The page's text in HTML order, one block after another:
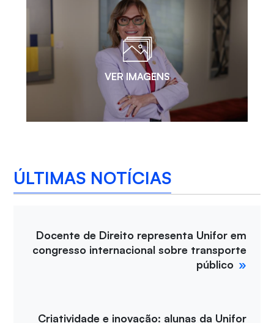
VER IMAGENS
ÚLTIMAS NOTÍCIAS
Docente de Direito representa Unifor em
congresso internacional sobre transporte
público
Criatividade e inovação: alunas da Unifor